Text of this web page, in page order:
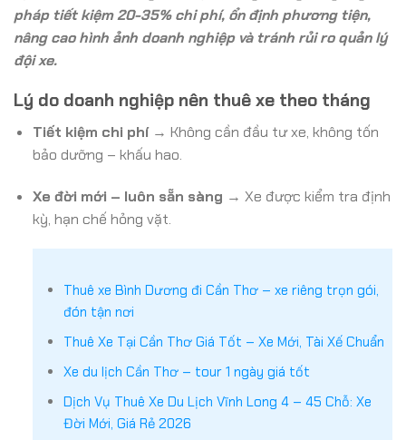
pháp tiết kiệm 20-35% chi phí, ổn định phương tiện,
nâng cao hình ảnh doanh nghiệp và tránh rủi ro quản lý
đội xe.
Lý do doanh nghiệp nên thuê xe theo tháng
Tiết kiệm chi phí→ Không cần đầu tư xe, không tốn
bảo dưỡng – khấu hao.
Xe đời mới – luôn sẵn sàng → Xe được kiểm tra định
kỳ, hạn chế hỏng vặt.
Thuê xe Bình Dương đi Cần Thơ – xe riêng trọn gói,
đón tận nơi
Thuê Xe Tại Cần Thơ Giá Tốt – Xe Mới, Tài Xế Chuẩn
Xe du lịch Cần Thơ – tour 1 ngày giá tốt
Dịch Vụ Thuê Xe Du Lịch Vĩnh Long 4 – 45 Chỗ: Xe
Đời Mới, Giá Rẻ 2026